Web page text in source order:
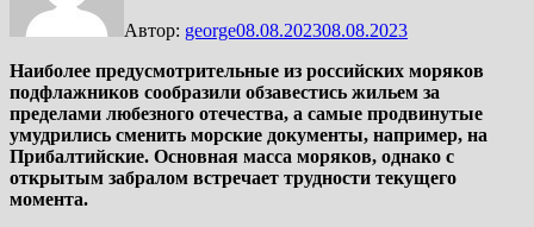
Автор: george08.08.202308.08.2023
Наиболее предусмотрительные из российских моряков
подфлажников сообразили обзавестись жильем за
пределами любезного отечества, а самые продвинутые
умудрились сменить морские документы, например, на
Прибалтийские. Основная масса моряков, однако с
открытым забралом встречает трудности текущего
момента.